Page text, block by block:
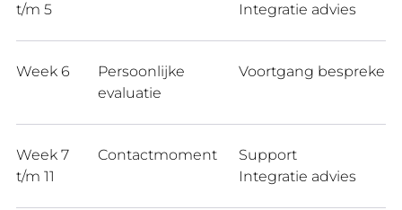
t/m 5
Integratie advies
Week 6
Persoonlijke
evaluatie
Voortgang bespreken
Week 7
t/m 11
Contactmoment
Support
Integratie advies